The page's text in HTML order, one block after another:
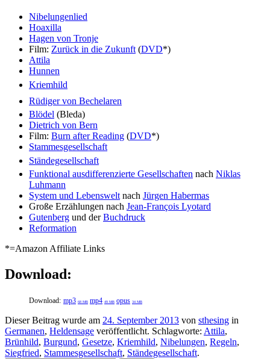
Nibelungenlied
Hoaxilla
Hagen von Tronje
Film: Zurück in die Zukunft (DVD*)
Attila
Hunnen
Kriemhild
Rüdiger von Bechelaren
Blödel (Bleda)
Dietrich von Bern
Film: Burn after Reading (DVD*)
Stammesgesellschaft
Ständegesellschaft
Funktional ausdifferenzierte Gesellschaften nach Niklas
Luhmann
System und Lebenswelt nach Jürgen Habermas
Große Erzählungen nach Jean-François Lyotard
Gutenberg und derBuchdruck
Reformation
*=Amazon Affiliate Links
Download:
Download: mp3 68 MB mp4 49 MB opus 34 MB
Dieser Beitrag wurde am 24. September 2013 von sthesing in
Germanen, Heldensage veröffentlicht. Schlagworte: Attila,
Brünhild, Burgund, Gesetze, Kriemhild, Nibelungen, Regeln,
Siegfried, Stammesgesellschaft, Ständegesellschaft.